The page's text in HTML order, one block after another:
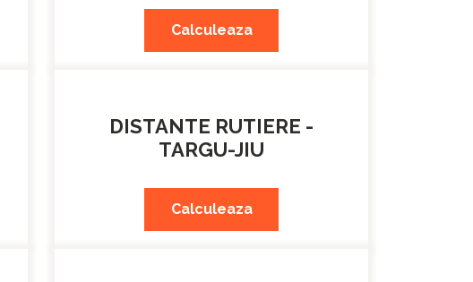
Calculeaza
DISTANTE RUTIERE -
TARGU-JIU
Calculeaza